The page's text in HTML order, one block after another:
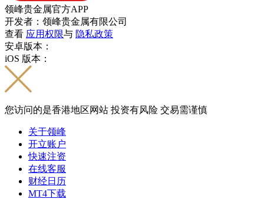
领峰贵金属官方APP
开发者：领峰贵金属有限公司
查看 应用权限与 隐私政策
安卓版本：
iOS 版本：
您访问的是香港地区网站 投资有风险 交易需谨慎
关于领峰
开立账户
快速注资
在线客服
财经日历
MT4下载